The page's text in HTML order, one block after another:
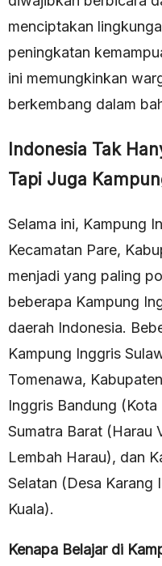
menciptakan
peningkatan
ini memungkinkan
berkembang dalam
Indonesia Tak
Tapi Juga
Selama ini, Kampung
Kecamatan Pare,
menjadi yang paling
beberapa Kampung
daerah Indonesia.
Kampung Inggris
Tomenawa,
Inggris Bandung
Sumatra Barat (Harau
Lembah Harau), dan
Selatan (Desa Karang
Kuala).
Kenapa Belajar di